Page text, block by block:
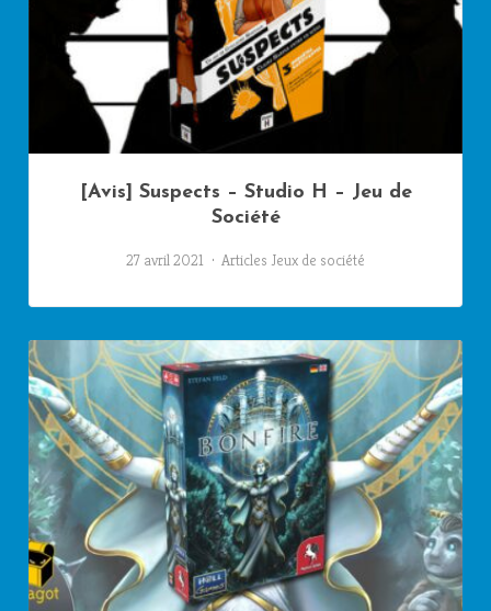
[Avis] Suspects – Studio H – Jeu de
Société
27 avril 2021 Articles Jeux de société